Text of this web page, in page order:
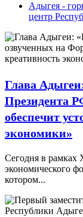
Адыгея -
центр
Глава
Президента
обеспечит
экономики»
Сегодня в рамках
экономического
котором...